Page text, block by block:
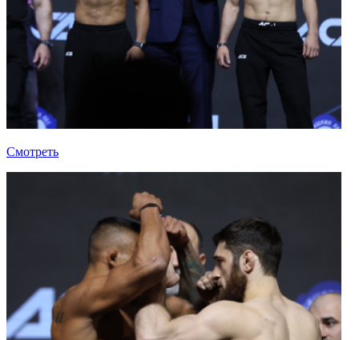
Смотреть